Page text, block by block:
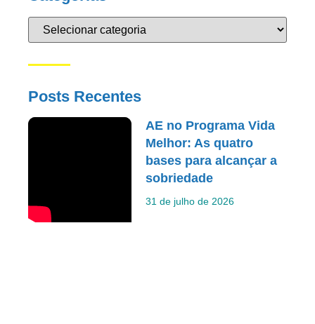
Posts Recentes
AE no Programa Vida
Melhor: As quatro
bases para alcançar a
sobriedade
31 de julho de 2026